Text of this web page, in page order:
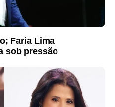
Faria Lima
sob pressão